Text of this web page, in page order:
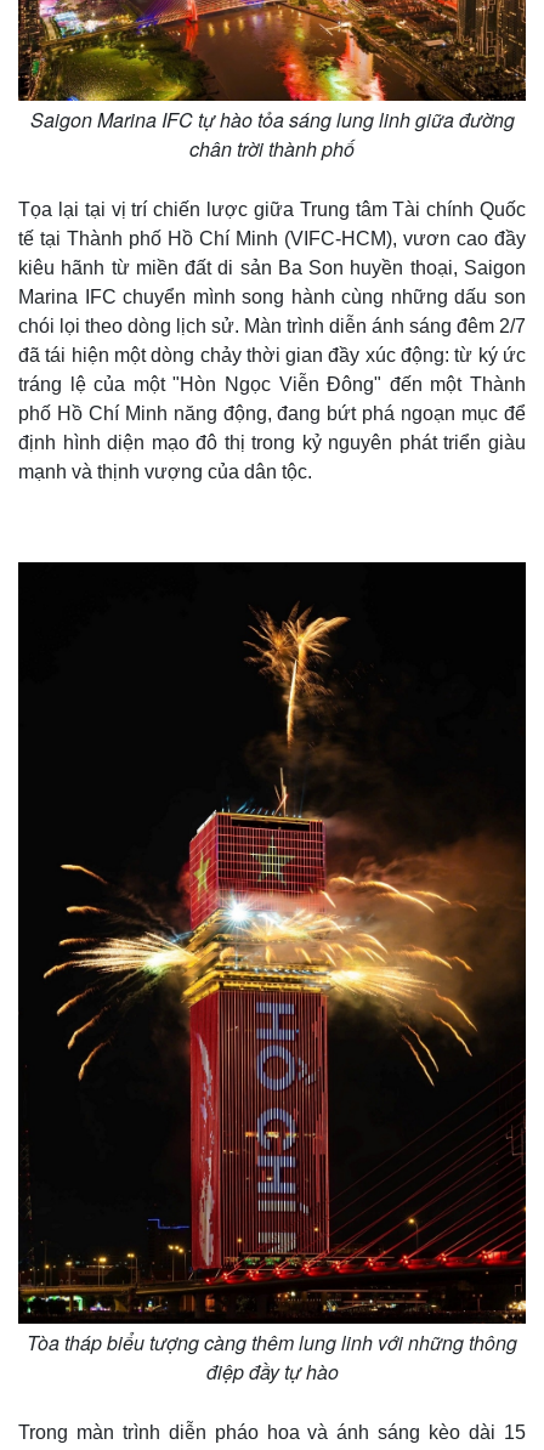
Thế giới
Cuộc sống đó đây
Hồ sơ
Multimedia
Video
Ảnh
E-Magazine
Infographic
Saigon Marina IFC tự hào tỏa sáng lung linh giữa đường
chân trời thành phố
Tọa lại tại vị trí chiến lược giữa Trung tâm Tài chính Quốc
tế tại Thành phố Hồ Chí Minh (VIFC-HCM), vươn cao đầy
kiêu hãnh từ miền đất di sản Ba Son huyền thoại, Saigon
Marina IFC chuyển mình song hành cùng những dấu son
chói lọi theo dòng lịch sử. Màn trình diễn ánh sáng đêm 2/7
đã tái hiện một dòng chảy thời gian đầy xúc động: từ ký ức
tráng lệ của một "Hòn Ngọc Viễn Đông" đến một Thành
phố Hồ Chí Minh năng động, đang bứt phá ngoạn mục để
định hình diện mạo đô thị trong kỷ nguyên phát triển giàu
mạnh và thịnh vượng của dân tộc.
Tòa tháp biểu tượng càng thêm lung linh với những thông
điệp đầy tự hào
Trong màn trình diễn pháo hoa và ánh sáng kèo dài 15